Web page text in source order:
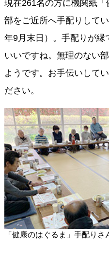
現在261名の方に機関紙
部をご近所へ手配りして
年9月末日）。手配りが縁
いいですね。無理のない
ようです。お手伝いして
ださい。
「健康のはぐるま」手配りさ